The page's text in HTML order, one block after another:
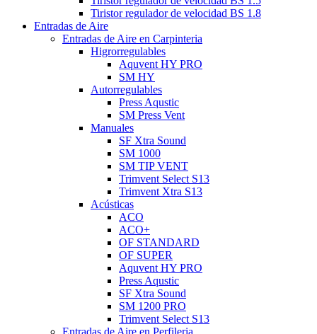
Tiristor regulador de velocidad BS 1.8
Entradas de Aire
Entradas de Aire en Carpinteria
Higrorregulables
Aquvent HY PRO
SM HY
Autorregulables
Press Aqustic
SM Press Vent
Manuales
SF Xtra Sound
SM 1000
SM TIP VENT
Trimvent Select S13
Trimvent Xtra S13
Acústicas
ACO
ACO+
OF STANDARD
OF SUPER
Aquvent HY PRO
Press Aqustic
SF Xtra Sound
SM 1200 PRO
Trimvent Select S13
Entradas de Aire en Perfileria